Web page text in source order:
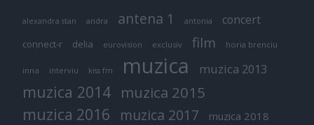
alexandra stan andra antena 1 antonia concert
connect-r delia eurovision exclusiv film horia brenciu
inna interviu kiss fm muzica muzica 2013
muzica 2014 muzica 2015
muzica 2016 muzica 2017 muzica 2018